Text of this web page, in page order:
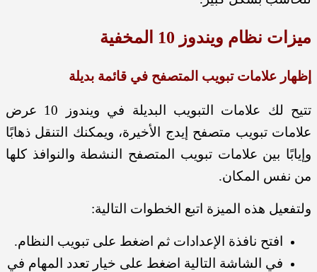
ميزات نظام ويندوز 10 المخفية
إظهار علامات تبويب المتصفح في قائمة بديلة
تتيح لك علامات التبويب البديلة في ويندوز 10 عرض
علامات تبويب متصفح إيدج الأخيرة، ويمكنك التنقل ذهابًا
وإيابًا بين علامات تبويب المتصفح النشطة والنوافذ كلها
من نفس المكان.
ولتفعيل هذه الميزة اتبع الخطوات التالية:
افتح نافذة الإعدادات ثم اضغط على تبويب النظام.
في الشاشة التالية اضغط على خيار تعدد المهام في